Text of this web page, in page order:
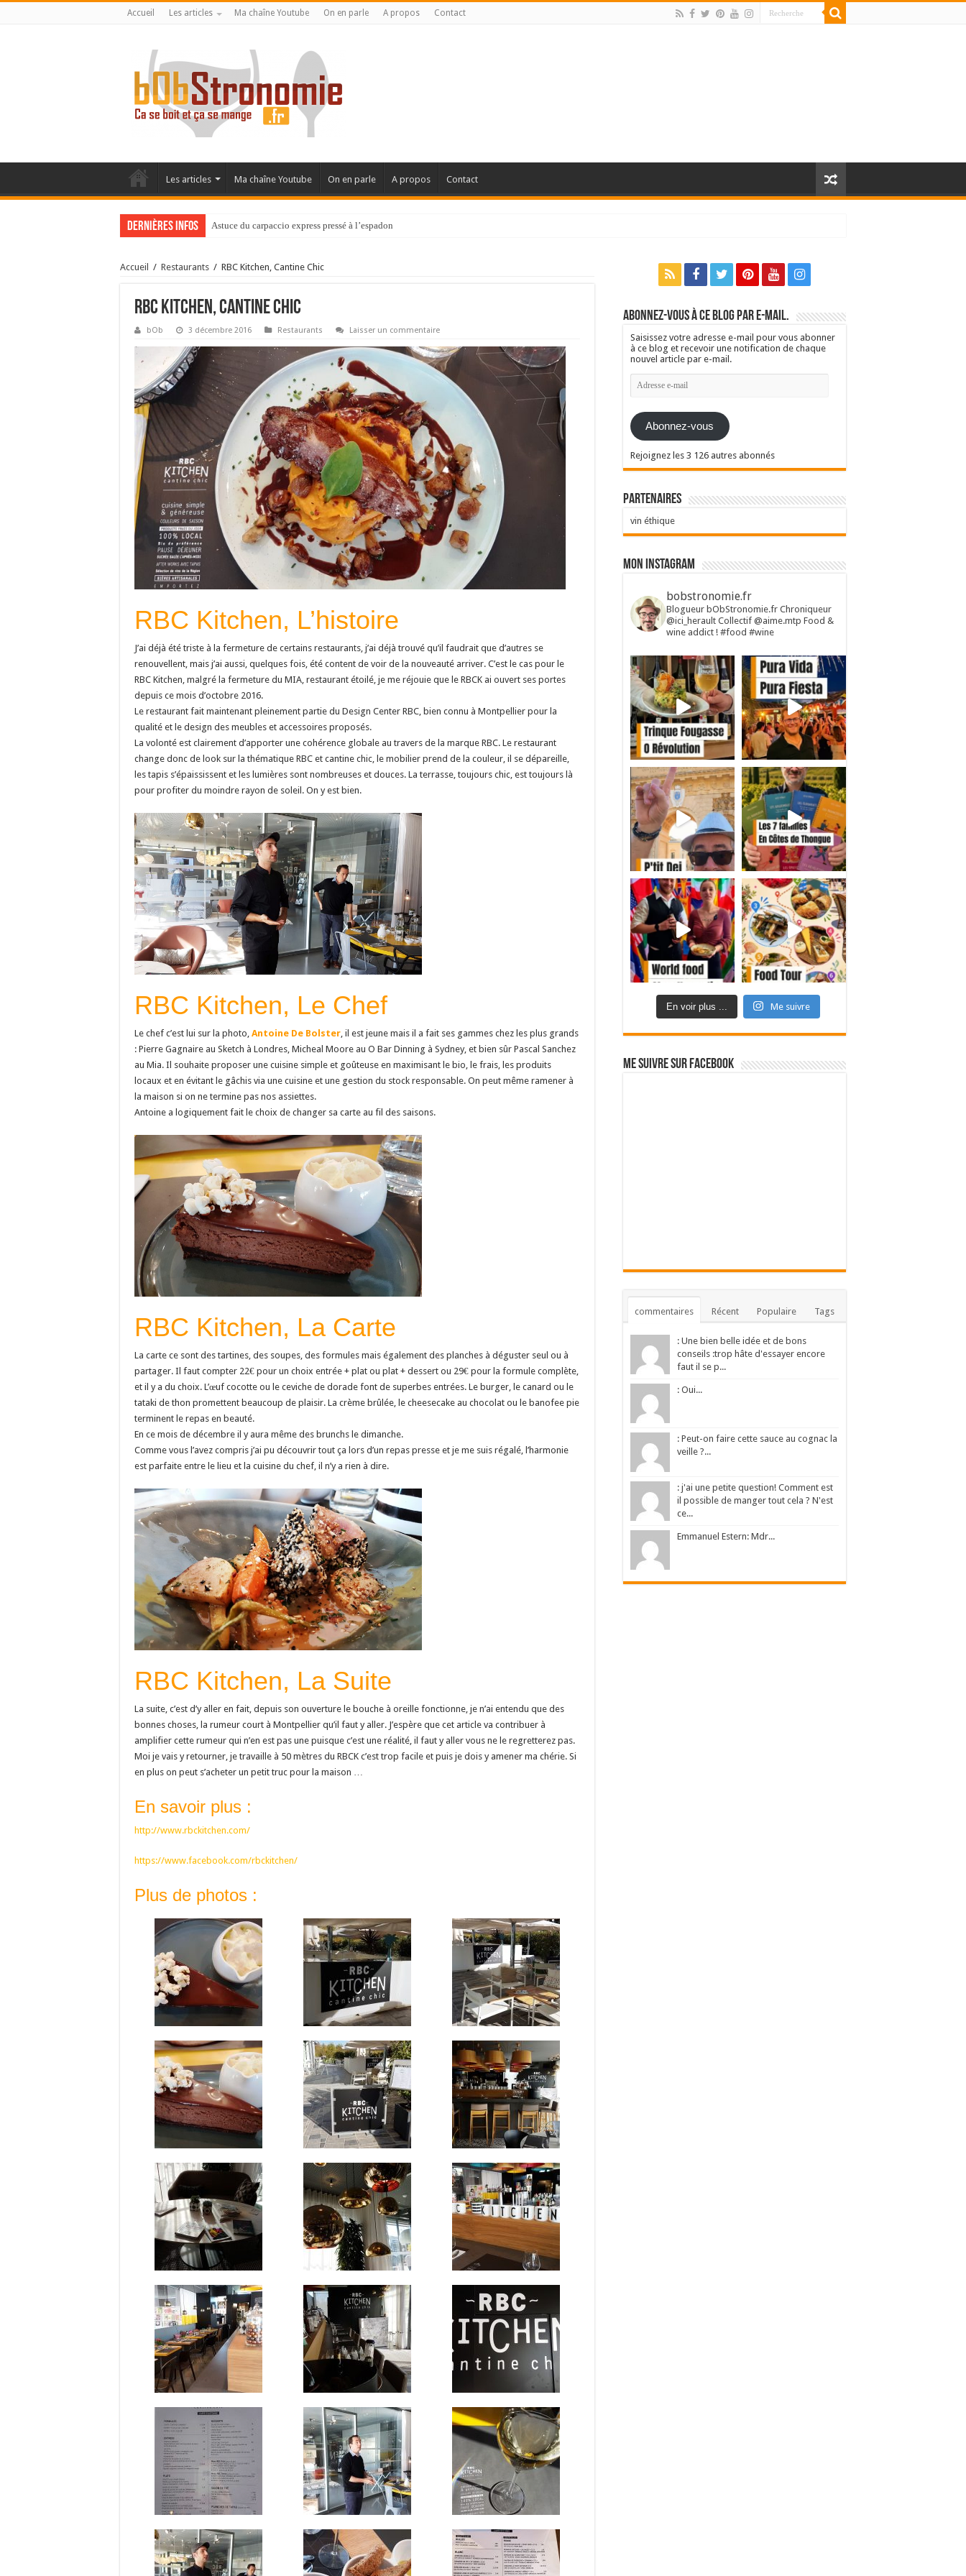
Accueil Les articles Ma chaîne Youtube On en parle A propos Contact
Les articles Ma chaîne Youtube On en parle A propos Contact
Dernières infos Astuce du carpaccio express pressé à l’espadon
Accueil / Restaurants / RBC Kitchen, Cantine Chic
RBC Kitchen, Cantine Chic
bOb 3 décembre 2016 Restaurants Laisser un commentaire
RBC Kitchen, L’histoire
J’ai déjà été triste à la fermeture de certains restaurants, j’ai déjà trouvé qu’il faudrait que d’autres se
renouvellent, mais j’ai aussi, quelques fois, été content de voir de la nouveauté arriver. C’est le cas pour le
RBC Kitchen, malgré la fermeture du MIA, restaurant étoilé, je me réjouie que le RBCK ai ouvert ses portes
depuis ce mois d’octobre 2016.
Le restaurant fait maintenant pleinement partie du Design Center RBC, bien connu à Montpellier pour la
qualité et le design des meubles et accessoires proposés.
La volonté est clairement d’apporter une cohérence globale au travers de la marque RBC. Le restaurant
change donc de look sur la thématique RBC et cantine chic, le mobilier prend de la couleur, il se dépareille,
les tapis s’épaississent et les lumières sont nombreuses et douces. La terrasse, toujours chic, est toujours là
pour profiter du moindre rayon de soleil. On y est bien.
RBC Kitchen, Le Chef
Le chef c’est lui sur la photo, Antoine De Bolster , il est jeune mais il a fait ses gammes chez les plus grands
: Pierre Gagnaire au Sketch à Londres, Micheal Moore au O Bar Dinning à Sydney, et bien sûr Pascal Sanchez
au Mia. Il souhaite proposer une cuisine simple et goûteuse en maximisant le bio, le frais, les produits
locaux et en évitant le gâchis via une cuisine et une gestion du stock responsable. On peut même ramener à
la maison si on ne termine pas nos assiettes.
Antoine a logiquement fait le choix de changer sa carte au fil des saisons.
RBC Kitchen, La Carte
La carte ce sont des tartines, des soupes, des formules mais également des planches à déguster seul ou à
partager. Il faut compter 22€ pour un choix entrée + plat ou plat + dessert ou 29€ pour la formule complète,
et il y a du choix. L’œuf cocotte ou le ceviche de dorade font de superbes entrées. Le burger, le canard ou le
tataki de thon promettent beaucoup de plaisir. La crème brûlée, le cheesecake au chocolat ou le banofee pie
terminent le repas en beauté.
En ce mois de décembre il y aura même des brunchs le dimanche.
Comme vous l’avez compris j’ai pu découvrir tout ça lors d’un repas presse et je me suis régalé, l’harmonie
est parfaite entre le lieu et la cuisine du chef, il n’y a rien à dire.
RBC Kitchen, La Suite
La suite, c’est d’y aller en fait, depuis son ouverture le bouche à oreille fonctionne, je n’ai entendu que des
bonnes choses, la rumeur court à Montpellier qu’il faut y aller. J’espère que cet article va contribuer à
amplifier cette rumeur qui n’en est pas une puisque c’est une réalité, il faut y aller vous ne le regretterez pas.
Moi je vais y retourner, je travaille à 50 mètres du RBCK c’est trop facile et puis je dois y amener ma chérie. Si
en plus on peut s’acheter un petit truc pour la maison …
En savoir plus :
http://www.rbckitchen.com/
https://www.facebook.com/rbckitchen/
Plus de photos :
Abonnez-vous à ce blog par e-mail.
Saisissez votre adresse e-mail pour vous abonner
à ce blog et recevoir une notification de chaque
nouvel article par e-mail.
Adresse
e-
Abonnez-vous
Rejoignez les 3 126 autres abonnés
Partenaires
vin éthique
Mon Instagram
bobstronomie.fr
Blogueur bObStronomie.fr Chroniqueur
@ici_herault Collectif @aime.mtp Food &
wine addict ! #food #wine
En voir plus ... Me suivre
Me suivre sur Facebook
commentaires Récent Populaire Tags
: Une bien belle idée et de bons
conseils :trop hâte d'essayer encore
faut il se p...
: Oui...
: Peut-on faire cette sauce au cognac la
veille ?...
: j'ai une petite question! Comment est
il possible de manger tout cela ? N'est
ce...
Emmanuel Estern: Mdr...